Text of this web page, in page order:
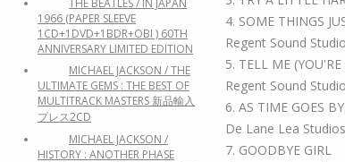
4. SOME THINGS
Regent Sound
5. TELL ME
Regent Sound
6. AS TIME GOES
De Lane Lea
7. GOODBYE GIRL
THE BEATLES / IN JAPAN
1966 (PAPER SLEEVE
1CD+1DVD+1BDR+OBI ) 60TH
ANNIVERSARY LIMITED EDITION
MICHAEL JACKSON / THE
ULTIMATE GEMS : THE BEST OF
MULTITRACK MASTERS 新品輸入
プレス2CD
MICHAEL JACKSON /
HISTORY : ANOTHER PHASE